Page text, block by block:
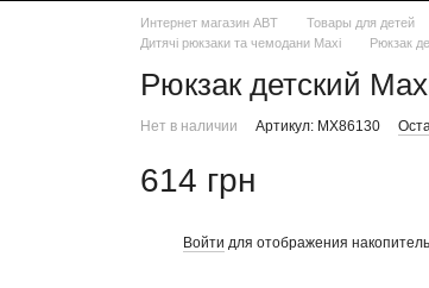
Интернет магазин ABT Товары для детей
Дитячі рюкзаки та чемодани Maxi
Рюкзак
Рюкзак детский
Нет в наличии Артикул: MX86130
614 грн
Войти для отображения